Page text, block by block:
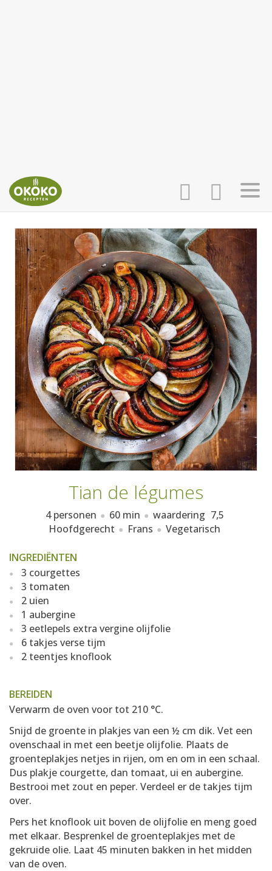
INLOGGEN
AANMELDEN
HOME
RECEPTEN
WEEKMENU'S
KOOKBOEKEN
Tian de légumes
4 personen 60 min waardering 7,5
Hoofdgerecht
Frans Vegetarisch
INGREDIËNTEN
3 courgettes
3 tomaten
2 uien
1 aubergine
3 eetlepels extra vergine olijfolie
6 takjes verse tijm
2 teentjes knoflook
BEREIDEN
Verwarm de oven voor tot 210 °C.
Snijd de groente in plakjes van een ½ cm dik. Vet een
ovenschaal in met een beetje olijfolie. Plaats de
groenteplakjes netjes in rijen, om en om in een schaal.
Dus plakje courgette, dan tomaat, ui en aubergine.
Bestrooi met zout en peper. Verdeel er de takjes tijm
over.
Pers het knoflook uit boven de olijfolie en meng goed
met elkaar. Besprenkel de groenteplakjes met de
gekruide olie. Laat 45 minuten bakken in het midden
van de oven.